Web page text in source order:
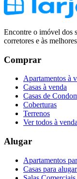
Encontre o imóvel dos
corretores e às
Comprar
Apartamentos à
Casas à venda
Casas de
Coberturas
Terrenos
Ver todos à
Alugar
Apartamentos
Casas para alugar